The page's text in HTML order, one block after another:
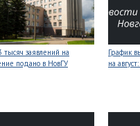
тысяч заявлений на
подано в НовГУ
График
на